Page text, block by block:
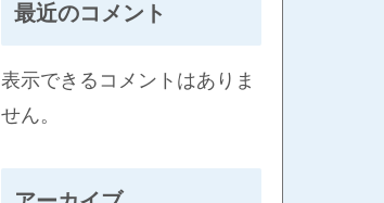
最近のコメント
表示できるコメントはありま
せん。